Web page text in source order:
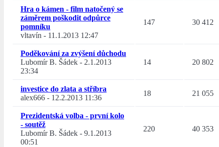
Hra o kámen - film natočený se
záměrem poškodit odpůrce
pomníku
vltavín - 11.1.2013 12:47
147 30 412
Poděkování za zvýšení důchodu
Lubomír B. Šádek - 2.1.2013
23:34
14 20 802
investice do zlata a stříbra
alex666 - 12.2.2013 11:36
18 21 055
Prezidentská volba - první kolo
- soutěž
Lubomír B. Šádek - 9.1.2013
00:51
220 40 353